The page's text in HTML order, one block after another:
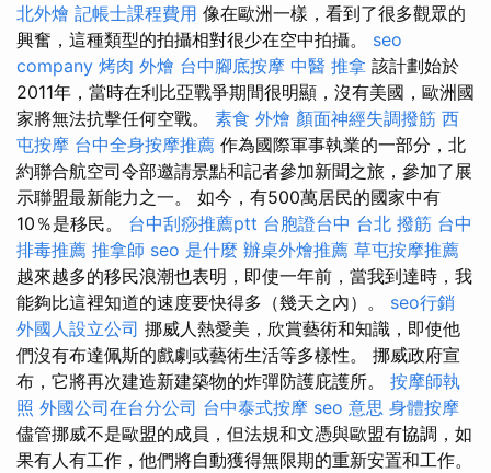
北外燴 記帳士課程費用 像在歐洲一樣，看到了很多觀眾的
興奮，這種類型的拍攝相對很少在空中拍攝。 seo
company 烤肉 外燴 台中腳底按摩 中醫 推拿 該計劃始於
2011年，當時在利比亞戰爭期間很明顯，沒有美國，歐洲國
家將無法抗擊任何空戰。 素食 外燴 顏面神經失調撥筋 西
屯按摩 台中全身按摩推薦 作為國際軍事執業的一部分，北
約聯合航空司令部邀請景點和記者參加新聞之旅，參加了展
示聯盟最新能力之一。 如今，有500萬居民的國家中有
10％是移民。 台中刮痧推薦ptt 台胞證台中 台北 撥筋 台中
排毒推薦 推拿師 seo 是什麼 辦桌外燴推薦 草屯按摩推薦
越來越多的移民浪潮也表明，即使一年前，當我到達時，我
能夠比這裡知道的速度要快得多（幾天之內）。 seo行銷
外國人設立公司 挪威人熱愛美，欣賞藝術和知識，即使他
們沒有布達佩斯的戲劇或藝術生活等多樣性。 挪威政府宣
布，它將再次建造新建築物的炸彈防護庇護所。 按摩師執
照 外國公司在台分公司 台中泰式按摩 seo 意思 身體按摩
儘管挪威不是歐盟的成員，但法規和文憑與歐盟有協調，如
果有人有工作，他們將自動獲得無限期的重新安置和工作。